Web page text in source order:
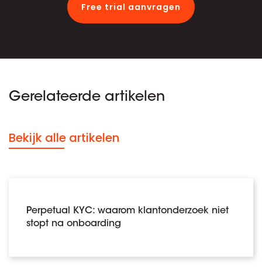
Free trial aanvragen
Gerelateerde artikelen
Bekijk alle artikelen
Perpetual KYC: waarom klantonderzoek niet
stopt na onboarding